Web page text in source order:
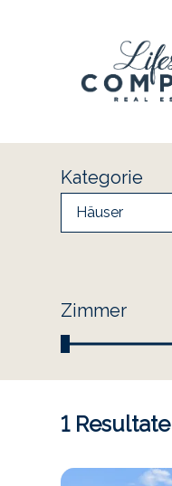
Kategorie
Häuser
Zimmer
1Resultate